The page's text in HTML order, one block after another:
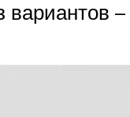
вариантов